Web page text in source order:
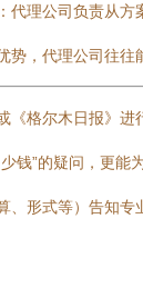
：代理公司负责从
势，代理公司往往
《格尔木日报》进
钱”的疑问，更
、形式等）告知专